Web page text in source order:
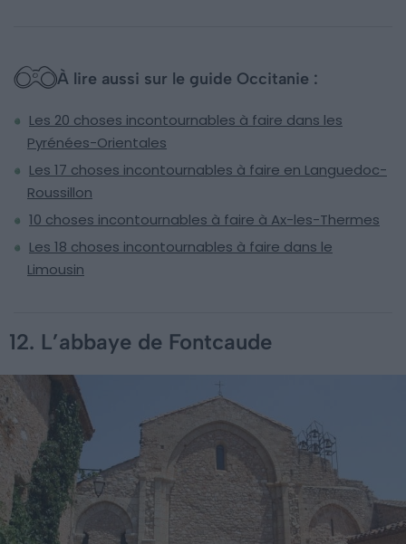
À lire aussi sur le guide Occitanie :
Les 20 choses incontournables à faire dans les
Pyrénées-Orientales
Les 17 choses incontournables à faire en Languedoc-
Roussillon
10 choses incontournables à faire à Ax-les-Thermes
Les 18 choses incontournables à faire dans le
Limousin
12. L’abbaye de Fontcaude